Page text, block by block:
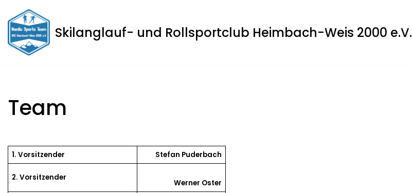
Zum
Inhalt
springen
Skilanglauf- und Rollsportclub Heimbach-Weis 2000 e.V.
Team
1. Vorsitzender Stefan Puderbach
2. Vorsitzender
Werner Oster